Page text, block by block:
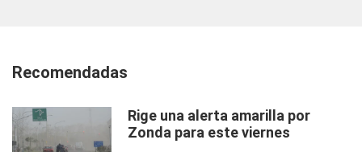
Recomendadas
Rige una alerta amarilla por
Zonda para este viernes